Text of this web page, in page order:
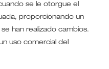
se le otorgue el
proporcionando un
han realizado cambios.
uso comercial del